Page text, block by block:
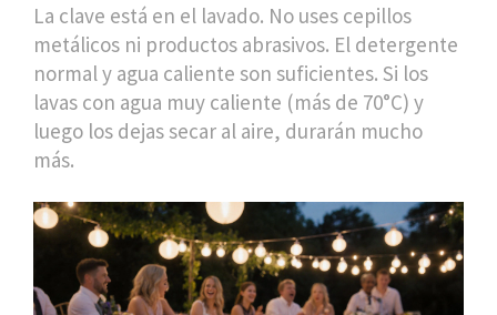
La clave está en el lavado. No uses cepillos
metálicos ni productos abrasivos. El detergente
normal y agua caliente son suficientes. Si los
lavas con agua muy caliente (más de 70°C) y
luego los dejas secar al aire, durarán mucho
más.